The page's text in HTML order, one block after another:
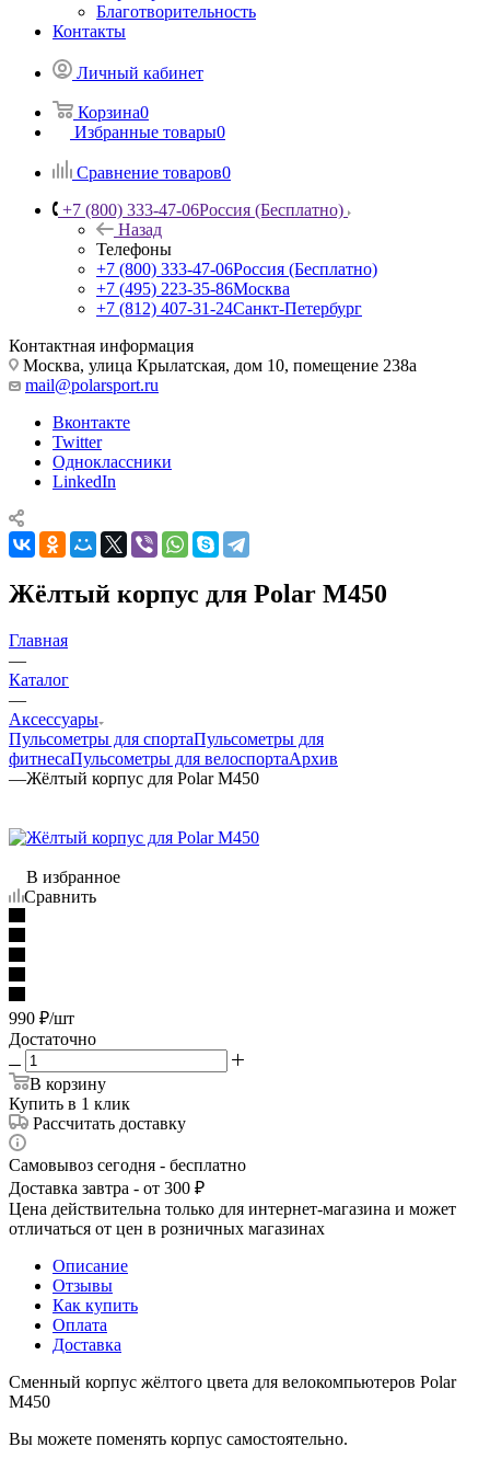
Благотворительность
Контакты
Личный кабинет
Корзина0
Избранные товары0
Сравнение товаров0
+7 (800) 333-47-06Россия (Бесплатно)
Назад
Телефоны
+7 (800) 333-47-06Россия (Бесплатно)
+7 (495) 223-35-86Москва
+7 (812) 407-31-24Санкт-Петербург
Контактная информация
Москва, улица Крылатская, дом 10, помещение 238а
mail@polarsport.ru
Вконтакте
Twitter
Одноклассники
LinkedIn
Жёлтый корпус для Polar M450
Главная
—
Каталог
—
Аксессуары
Пульсометры для спортаПульсометры для
фитнесаПульсометры для велоспортаАрхив
—Жёлтый корпус для Polar M450
В избранное
Сравнить
990 ₽/шт
Достаточно
В корзину
Купить в 1 клик
Рассчитать доставку
Самовывоз сегодня - бесплатно
Доставка завтра - от 300 ₽
Цена действительна только для интернет-магазина и может
отличаться от цен в розничных магазинах
Описание
Отзывы
Как купить
Оплата
Доставка
Сменный корпус жёлтого цвета для велокомпьютеров Polar
М450
Вы можете поменять корпус самостоятельно.